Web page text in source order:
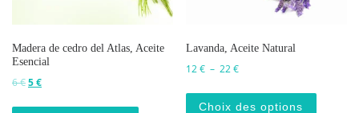
Madera de cedro del Atlas, Aceite
Esencial
6€Le prix initial était : 6 €.
5€Le prix actuel est : 5 €.
Lavanda, Aceite Natural
12€ – 22€Plage de prix : 12 € à 22 €
Choix des options
Ce